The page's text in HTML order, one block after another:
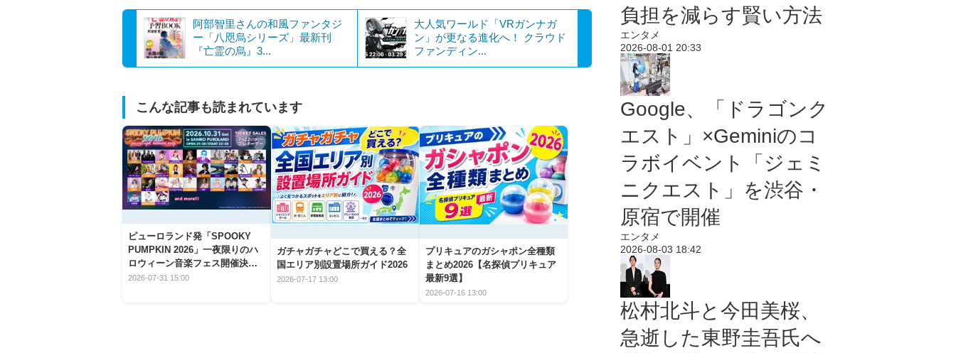
阿部智里さんの和風ファンタジ
ー「八咫烏シリーズ」最新刊
『亡霊の烏』3...
大人気ワールド「VRガンナガ
ン」が更なる進化へ！ クラウド
ファンディン...
こんな記事も読まれています
ピューロランド発「SPOOKY
PUMPKIN 2026」一夜限りのハ
ロウィーン音楽フェス開催決
定！
2026-07-31 15:00
ガチャガチャどこで買える？全
国エリア別設置場所ガイド2026
2026-07-17 13:00
プリキュアのガシャポン全種類
まとめ2026【名探偵プリキュア
最新9選】
2026-07-16 13:00
負担を減らす賢い方法
エンタメ
2026-08-01 20:33
Google、「ドラゴンク
エスト」×Geminiのコ
ラボイベント「ジェミ
ニクエスト」を渋谷・
原宿で開催
エンタメ
2026-08-03 18:42
松村北斗と今田美桜、
急逝した東野圭吾氏へ